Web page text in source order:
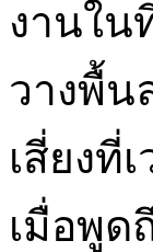
งานใน
วางพื้
เสี่ยงที่
เมื่อพูด